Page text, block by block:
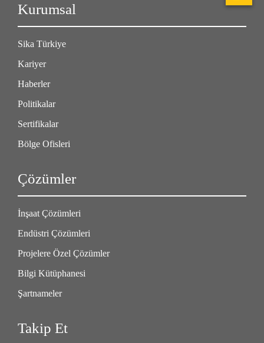
Kurumsal
Sika Türkiye
Kariyer
Haberler
Politikalar
Sertifikalar
Bölge Ofisleri
Çözümler
İnşaat Çözümleri
Endüstri Çözümleri
Projelere Özel Çözümler
Bilgi Kütüphanesi
Şartnameler
Takip Et